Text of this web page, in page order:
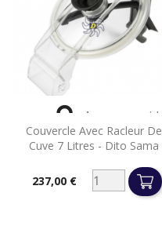
Couvercle Avec Racleur De
Cuve 7 Litres - Dito Sama
Prix237,00 €
 Aperçu rapide